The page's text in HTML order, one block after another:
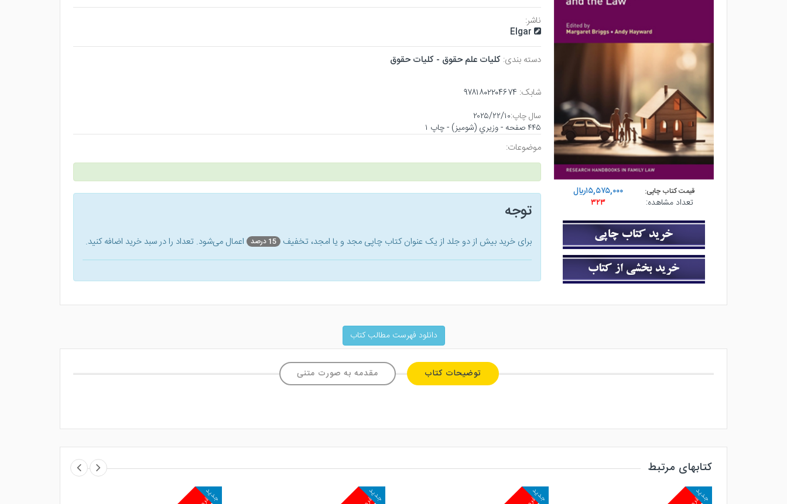
قیمت کتاب چاپی:
۱۵,۵۷۵,۰۰۰ريال
تعداد مشاهده:
۳۲۳
ناشر:
Elgar
دسته بندی:كليات علم حقوق - كليات حقوق
شابک: ۹۷۸۱۸۰۲۲۰۴۶۷۴
سال چاپ:۲۰۲۵/۲۲/۱۰
۴۴۵ صفحه - وزيري (شوميز) - چاپ ۱
موضوعات:
توجه
برای خرید بیش از دو جلد از یک عنوان کتاب‌ چاپی مجد و یا امجد، تخفیف 15 درصد اعمال می‌شود. تعداد را در سبد خرید اضافه کنید.
دانلود فهرست مطالب کتاب
توضیحات کتاب مقدمه به صورت متنی
کتابهای مرتبط
جدید جدید جدید جدید